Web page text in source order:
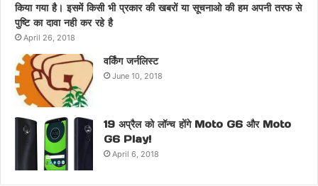
किया गया है। इसमें किसी भी प्रकार की खबरों या सूचनाओ की हम अपनी तरफ से
पुष्टि का दावा नही कर रहे है
April 26, 2018
वर्किंग जर्नलिस्ट
June 10, 2018
19 अप्रैल को लॉन्च होंगे Moto G6 और Moto
G6 Play!
April 6, 2018